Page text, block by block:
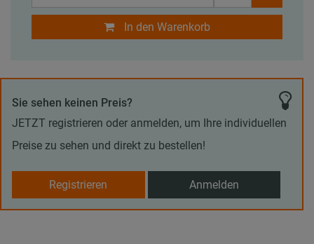
In den Warenkorb
Sie sehen keinen Preis?
JETZT registrieren oder anmelden, um Ihre individuellen
Preise zu sehen und direkt zu bestellen!
Registrieren Anmelden